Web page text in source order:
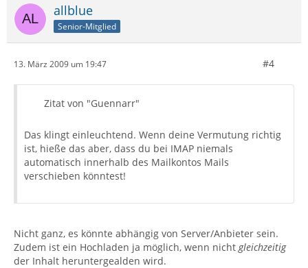
allblue
Senior-Mitglied
13. März 2009 um 19:47 #4
Zitat von "Guennarr"
Das klingt einleuchtend. Wenn deine Vermutung richtig
ist, hieße das aber, dass du bei IMAP niemals
automatisch innerhalb des Mailkontos Mails
verschieben könntest!
Nicht ganz, es könnte abhängig von Server/Anbieter sein.
Zudem ist ein Hochladen ja möglich, wenn nichtgleichzeitig
der Inhalt heruntergealden wird.